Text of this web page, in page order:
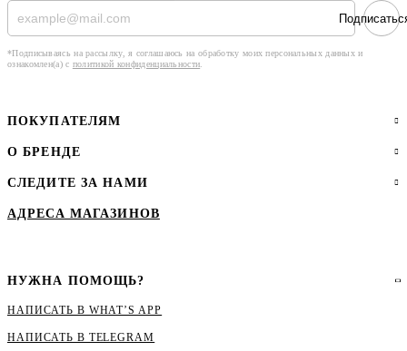
*Подписываясь на рассылку, я соглашаюсь на обработку моих персональных данных и
ознакомлен(а) с политикой конфиденциальности
ПОКУПАТЕЛЯМ
О БРЕНДЕ
СЛЕДИТЕ ЗА НАМИ
АДРЕСА МАГАЗИНОВ
НУЖНА ПОМОЩЬ?
НАПИСАТЬ В WHAT’S APP
НАПИСАТЬ В ТЕLEGRAM